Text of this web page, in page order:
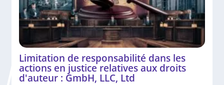
Limitation de responsabilité dans les
actions en justice relatives aux droits
d'auteur : GmbH, LLC, Ltd